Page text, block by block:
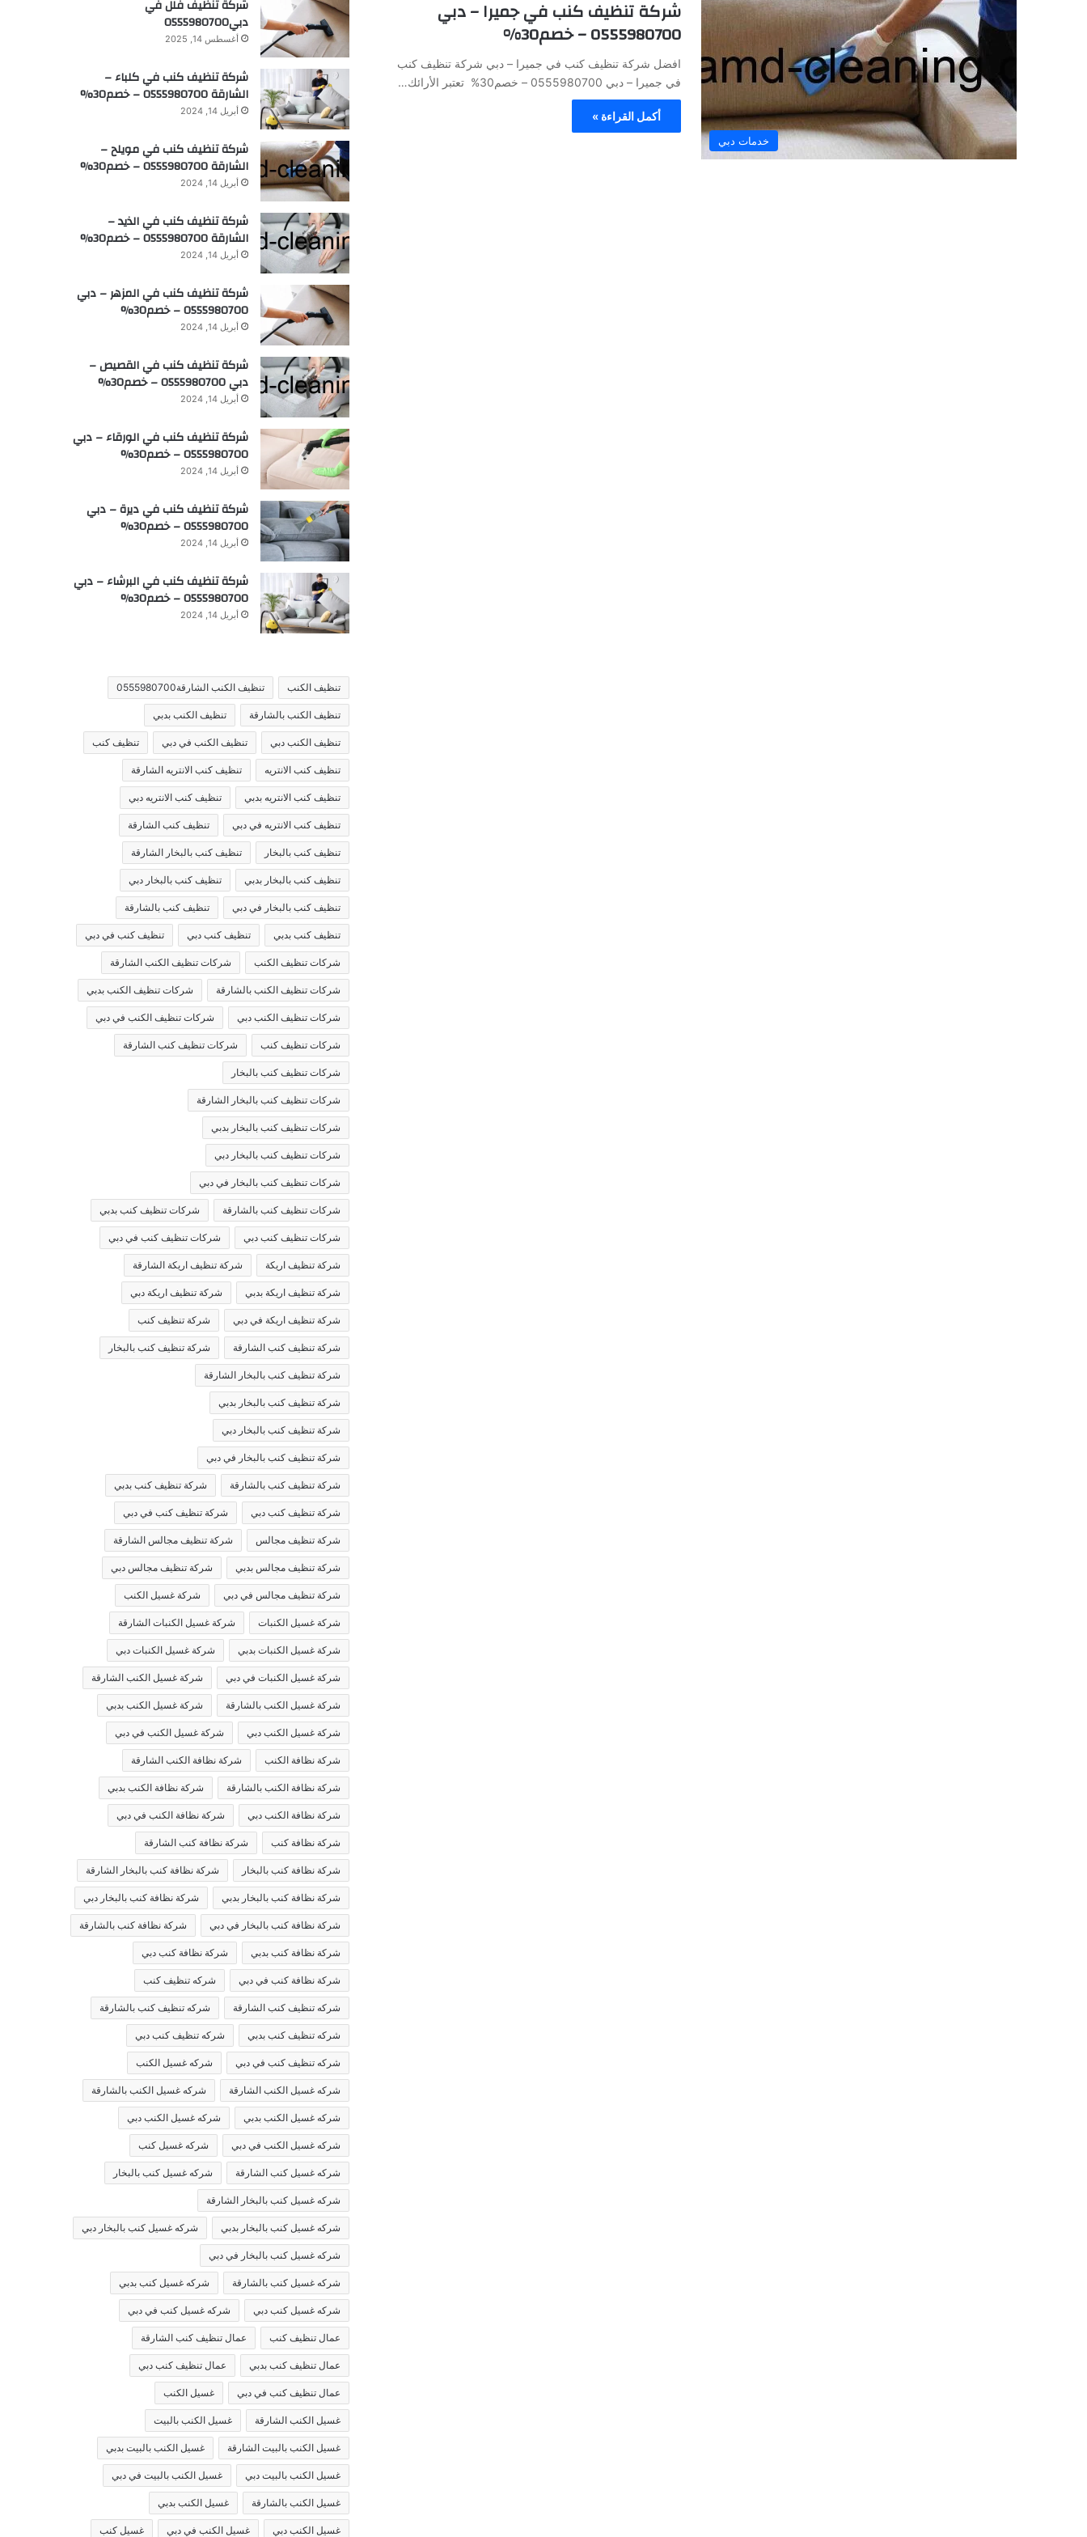
خدمات دبي
شركة تنظيف كنب في جميرا – دبي
0555980700 – خصم30%
افضل شركة تنظيف كنب في جميرا – دبي شركة تنظيف كنب
في جميرا – دبي 0555980700 – خصم30% تعتبر الأرائك…
أكمل القراءة »
شركة تنظيف فلل في
دبي0555980700
أغسطس 14, 2025
شركة تنظيف كنب في كلباء –
الشارقة 0555980700 – خصم30%
أبريل 14, 2024
شركة تنظيف كنب في مويلح –
الشارقة 0555980700 – خصم30%
أبريل 14, 2024
شركة تنظيف كنب في الذيد –
الشارقة 0555980700 – خصم30%
أبريل 14, 2024
شركة تنظيف كنب في المزهر – دبي
0555980700 – خصم30%
أبريل 14, 2024
شركة تنظيف كنب في القصيص –
دبي 0555980700 – خصم30%
أبريل 14, 2024
شركة تنظيف كنب في الورقاء – دبي
0555980700 – خصم30%
أبريل 14, 2024
شركة تنظيف كنب في ديرة – دبي
0555980700 – خصم30%
أبريل 14, 2024
شركة تنظيف كنب في البرشاء – دبي
0555980700 – خصم30%
أبريل 14, 2024
تنظيف الكنب تنظيف الكنب الشارقة0555980700
تنظيف الكنب بالشارقة تنظيف الكنب بدبي
تنظيف الكنب دبي تنظيف الكنب في دبي تنظيف كنب
تنظيف كنب الانتريه تنظيف كنب الانتريه الشارقة
تنظيف كنب الانتريه بدبي تنظيف كنب الانتريه دبي
تنظيف كنب الانتريه في دبي تنظيف كنب الشارقة
تنظيف كنب بالبخار تنظيف كنب بالبخار الشارقة
تنظيف كنب بالبخار بدبي تنظيف كنب بالبخار دبي
تنظيف كنب بالبخار في دبي تنظيف كنب بالشارقة
تنظيف كنب بدبي تنظيف كنب دبي تنظيف كنب في دبي
شركات تنظيف الكنب شركات تنظيف الكنب الشارقة
شركات تنظيف الكنب بالشارقة شركات تنظيف الكنب بدبي
شركات تنظيف الكنب دبي شركات تنظيف الكنب في دبي
شركات تنظيف كنب شركات تنظيف كنب الشارقة
شركات تنظيف كنب بالبخار
شركات تنظيف كنب بالبخار الشارقة
شركات تنظيف كنب بالبخار بدبي
شركات تنظيف كنب بالبخار دبي
شركات تنظيف كنب بالبخار في دبي
شركات تنظيف كنب بالشارقة شركات تنظيف كنب بدبي
شركات تنظيف كنب دبي شركات تنظيف كنب في دبي
شركة تنظيف اريكة شركة تنظيف اريكة الشارقة
شركة تنظيف اريكة بدبي شركة تنظيف اريكة دبي
شركة تنظيف اريكة في دبي شركة تنظيف كنب
شركة تنظيف كنب الشارقة شركة تنظيف كنب بالبخار
شركة تنظيف كنب بالبخار الشارقة
شركة تنظيف كنب بالبخار بدبي
شركة تنظيف كنب بالبخار دبي
شركة تنظيف كنب بالبخار في دبي
شركة تنظيف كنب بالشارقة شركة تنظيف كنب بدبي
شركة تنظيف كنب دبي شركة تنظيف كنب في دبي
شركة تنظيف مجالس شركة تنظيف مجالس الشارقة
شركة تنظيف مجالس بدبي شركة تنظيف مجالس دبي
شركة تنظيف مجالس في دبي شركة غسيل الكنب
شركة غسيل الكنبات شركة غسيل الكنبات الشارقة
شركة غسيل الكنبات بدبي شركة غسيل الكنبات دبي
شركة غسيل الكنبات في دبي شركة غسيل الكنب الشارقة
شركة غسيل الكنب بالشارقة شركة غسيل الكنب بدبي
شركة غسيل الكنب دبي شركة غسيل الكنب في دبي
شركة نظافة الكنب شركة نظافة الكنب الشارقة
شركة نظافة الكنب بالشارقة شركة نظافة الكنب بدبي
شركة نظافة الكنب دبي شركة نظافة الكنب في دبي
شركة نظافة كنب شركة نظافة كنب الشارقة
شركة نظافة كنب بالبخار شركة نظافة كنب بالبخار الشارقة
شركة نظافة كنب بالبخار بدبي شركة نظافة كنب بالبخار دبي
شركة نظافة كنب بالبخار في دبي شركة نظافة كنب بالشارقة
شركة نظافة كنب بدبي شركة نظافة كنب دبي
شركة نظافة كنب في دبي شركه تنظيف كنب
شركه تنظيف كنب الشارقة شركه تنظيف كنب بالشارقة
شركه تنظيف كنب بدبي شركه تنظيف كنب دبي
شركه تنظيف كنب في دبي شركه غسيل الكنب
شركه غسيل الكنب الشارقة شركه غسيل الكنب بالشارقة
شركه غسيل الكنب بدبي شركه غسيل الكنب دبي
شركه غسيل الكنب في دبي شركه غسيل كنب
شركه غسيل كنب الشارقة شركه غسيل كنب بالبخار
شركه غسيل كنب بالبخار الشارقة
شركه غسيل كنب بالبخار بدبي شركه غسيل كنب بالبخار دبي
شركه غسيل كنب بالبخار في دبي
شركه غسيل كنب بالشارقة شركه غسيل كنب بدبي
شركه غسيل كنب دبي شركه غسيل كنب في دبي
عمال تنظيف كنب عمال تنظيف كنب الشارقة
عمال تنظيف كنب بدبي عمال تنظيف كنب دبي
عمال تنظيف كنب في دبي غسيل الكنب
غسيل الكنب الشارقة غسيل الكنب بالبيت
غسيل الكنب بالبيت الشارقة غسيل الكنب بالبيت بدبي
غسيل الكنب بالبيت دبي غسيل الكنب بالبيت في دبي
غسيل الكنب بالشارقة غسيل الكنب بدبي
غسيل الكنب دبي غسيل الكنب في دبي غسيل كنب